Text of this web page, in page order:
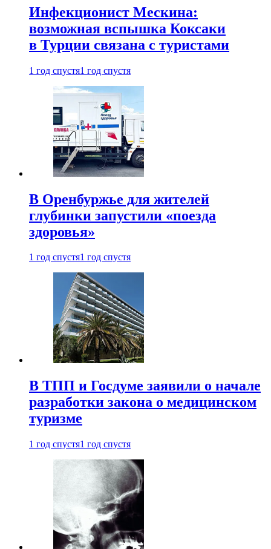
Инфекционист Мескина:
возможная вспышка Коксаки
в Турции связана с туристами
1 год спустя1 год спустя
В Оренбуржье для жителей
глубинки запустили «поезда
здоровья»
1 год спустя1 год спустя
В ТПП и Госдуме заявили о начале
разработки закона о медицинском
туризме
1 год спустя1 год спустя